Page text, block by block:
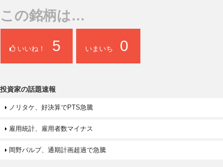
この銘柄は…
いいね！ 5 いまいち 0
投資家の話題速報
ノリタケ、好決算でPTS急騰
雇用統計、雇用者数マイナス
岡野バルブ、通期計画超過で急騰